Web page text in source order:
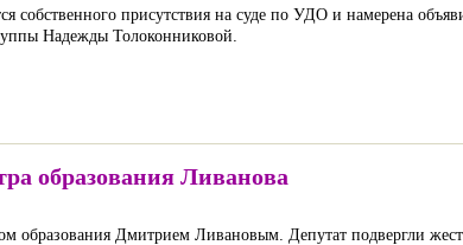
присутствия на суде по УДО и намерена
Надежды Толоконниковой.
образования Ливанова
образования Дмитрием Ливановым. Депутат подвергли